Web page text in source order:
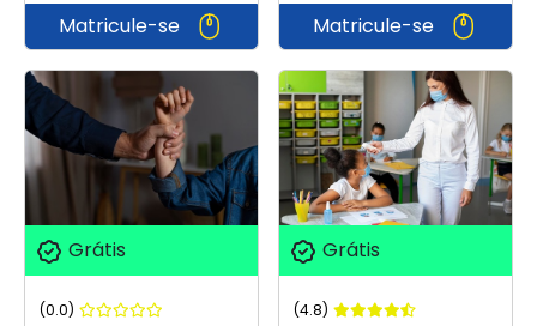
Matricule-se Matricule-se
Grátis
(0.0)
Grátis
(4.8)